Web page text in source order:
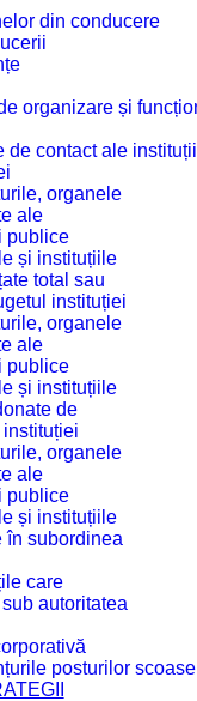
din conducere
organizare și
de contact ale
organele
ale
publice
și instituțiile
total sau
instituției
organele
ale
publice
și instituțiile
de
organele
ale
publice
și instituțiile
în subordinea
care
autoritatea
posturilor